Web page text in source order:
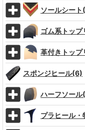
ソールシー
ゴム系トッ
革付きトッ
スポンジヒール(6)
ハーフソー
プラヒール